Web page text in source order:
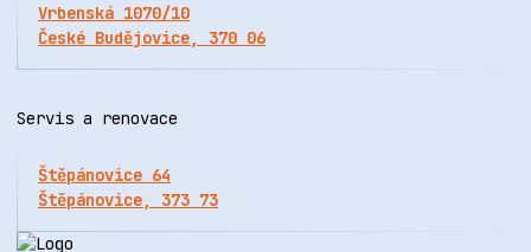
Vrbenská 1070/10
České Budějovice, 370 06
Servis a renovace
Štěpánovice 64
Štěpánovice, 373 73